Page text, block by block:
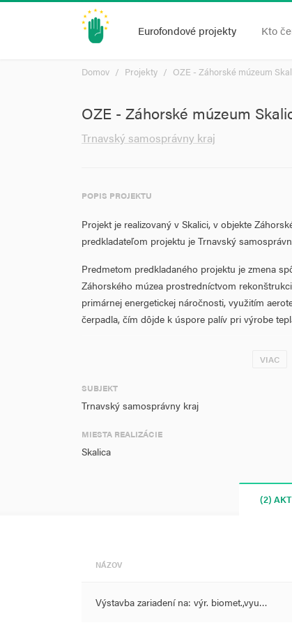
Eurofondové projekty Kto
Domov Projekty OZE - Záhorské múzeum
OZE - Záhorské múzeum
Trnavský samosprávny kraj
POPIS PROJEKTU
Projekt je realizovaný v Skalici, v objekte
predkladateľom projektu je Trnavský
Predmetom predkladaného projektu je zmena
Záhorského múzea prostredníctvom
primárnej energetickej náročnosti, využitím
čerpadla, čím dôjde k úspore palív pri výrobe
účinnosti a hospodárnosti prevádzky zdrojaVIAC
SUBJEKT
Trnavský samosprávny kraj
MIESTA REALIZÁCIE
Skalica
(2)
NÁZOV
Výstavba zariadení na: výr. biomet.,vyu…